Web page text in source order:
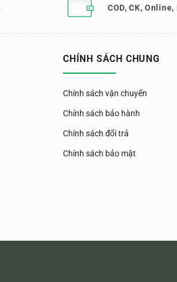
COD, CK,
CHÍNH SÁCH CHUNG
Chính sách vận chuyển
Chính sách bảo hành
Chính sách đổi trả
Chính sách bảo mật